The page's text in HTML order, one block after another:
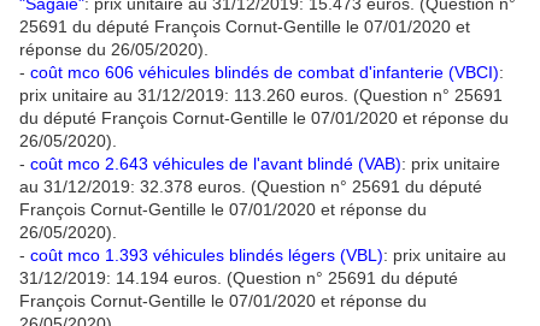
25691 du député François Cornut-Gentille le 07/01/2020 et
réponse du 26/05/2020).
- coût mco 606 véhicules blindés de combat d'infanterie (VBCI):
prix unitaire au 31/12/2019: 113.260 euros. (Question n° 25691
du député François Cornut-Gentille le 07/01/2020 et réponse du
26/05/2020).
- coût mco 2.643 véhicules de l'avant blindé (VAB): prix unitaire
au 31/12/2019: 32.378 euros. (Question n° 25691 du député
François Cornut-Gentille le 07/01/2020 et réponse du
26/05/2020).
- coût mco 1.393 véhicules blindés légers (VBL): prix unitaire au
31/12/2019: 14.194 euros. (Question n° 25691 du député
François Cornut-Gentille le 07/01/2020 et réponse du